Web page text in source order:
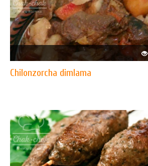
Chilonzorcha dimlama